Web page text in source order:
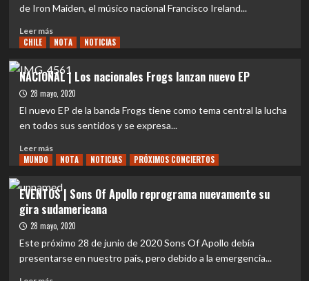
«Brave
New
World»:
álbum
que
hizo
renacer
Iron
Maiden
de Iron Maiden, el músico nacional Francisco Ireland...
Leer másLeer
más
MUNDO
|
Guitarrista
chileno
graba
vídeo
a
Ced
Forsberg
(Blazon
Stone)
CHILE NOTA NOTICIAS
NACIONAL | Los nacionales Frogs lanzan nuevo EP
28 mayo, 2020
El nuevo EP de la banda Frogs tiene como tema central la lucha
en todos sus sentidos y se expresa...
Leer másLeer
más
NACIONAL
|
Los
nacionales
Frogs
nuevo
EP
MUNDO NOTA NOTICIAS PRÓXIMOS CONCIERTOS
EVENTOS | Sons Of Apollo reprograma nuevamente su
gira sudamericana
28 mayo, 2020
Este próximo 28 de junio de 2020 Sons Of Apollo debía
presentarse en nuestro país, pero debido a la emergencia...
Leer